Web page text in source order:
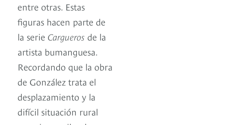
entre otras. Estas
figuras hacen parte de
la serie Cargueros de la
artista bumanguesa.
Recordando que la obra
de González trata el
desplazamiento y la
difícil situación rural